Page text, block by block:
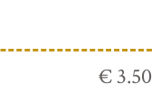
€ 3.50